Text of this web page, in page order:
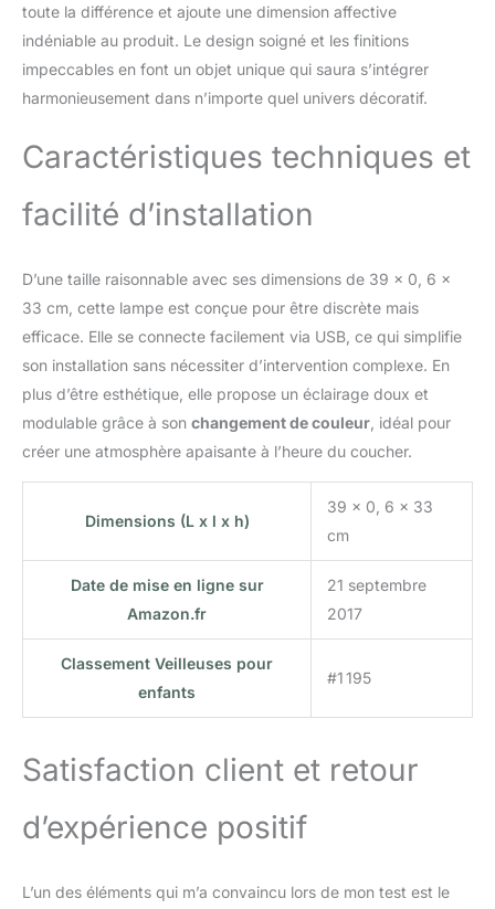
accrocheuse est
fabriquée en bois et crée
et une lumière
chaleureuse pour votre
salon ou votre chambre
à coucher.
PANNEAU LED
bois gravé dans la pièce
de votre choix pour
apporter une touche
personnelle unique à
d'intérieur. Le panneau
mesure environ 36cm x
35cm MADE IN
dès aujourd'hui votre
veilleuse murale
personnalisée. Couleurs
non traité - Blanc - Noir -
Gris - Marron - Violet -
Rose magenta - Orange
- Rouge - Jaune - Bleu -
Vert - Bleu clair - Or -
toute la différence et ajoute une dimension affective
indéniable au produit. Le design soigné et les finitions
impeccables en font un objet unique qui saura s’intégrer
harmonieusement dans n’importe quel univers décoratif.
Caractéristiques techniques et
facilité d’installation
D’une taille raisonnable avec ses dimensions de 39 x 0, 6 x
33 cm, cette lampe est conçue pour être discrète mais
efficace. Elle se connecte facilement via USB, ce qui simplifie
son installation sans nécessiter d’intervention complexe. En
plus d’être esthétique, elle propose un éclairage doux et
modulable grâce à son changement de couleur , idéal pour
créer une atmosphère apaisante à l’heure du coucher.
Dimensions (L x l x h)
39 x 0, 6 x 33
cm
Date de mise en ligne sur
Amazon.fr
21 septembre
2017
Classement Veilleuses pour
enfants
#1 195
Satisfaction client et retour
d’expérience positif
L’un des éléments qui m’a convaincu lors de mon test est le